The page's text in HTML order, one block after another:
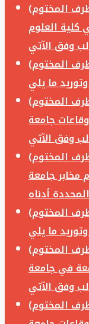
المختوم)
كلية العلوم
المختوم)
المختوم)
جامعة
المختوم)
مخابر جامعة
المختوم)
المختوم)
في جامعة
المختوم)